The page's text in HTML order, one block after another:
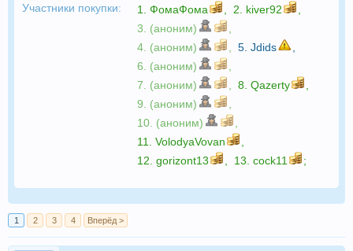
Участники покупки: 1. ФомаФома 2. kiver92
3. (аноним)
4. (аноним)
5. Jdids
6. (аноним)
7. (аноним)
8. Qazerty
9. (аноним)
10. (аноним)
11. VolodyaVovan
12. gorizont13 13. cock11 ;
1 2 3 4 Вперёд >